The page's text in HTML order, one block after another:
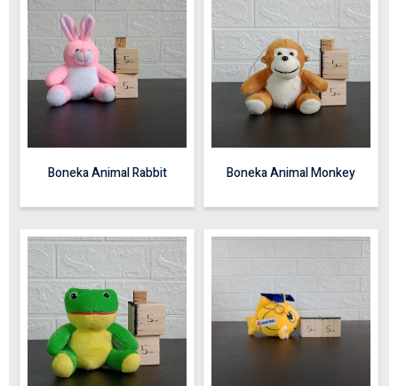
Boneka Animal Rabbit Boneka Animal Monkey